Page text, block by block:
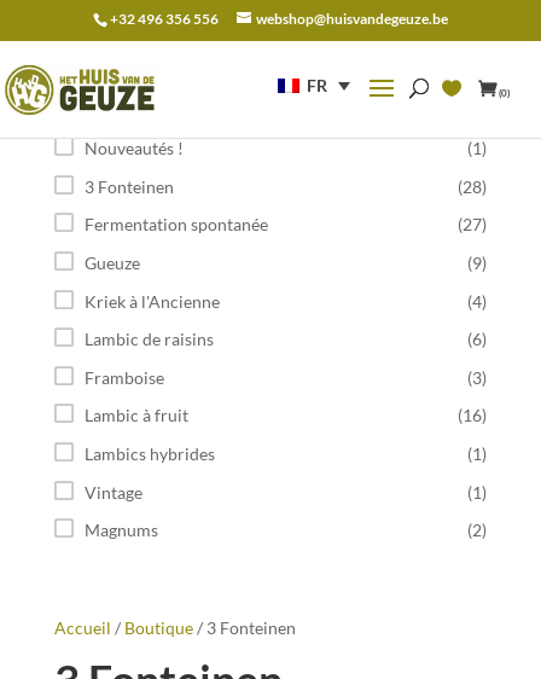
+32 496 356 556 webshop@huisvandegeuze.be
FR (0)
pour :
Accueil / Boutique/ 3 Fonteinen
Catégorie
Nouveautés !
(1)
3 Fonteinen
(28)
Fermentation spontanée
(27)
Gueuze
(9)
Kriek à l'Ancienne
(4)
Lambic de raisins
(6)
Framboise
(3)
Lambic à fruit
(16)
Lambics hybrides
(1)
Vintage
(1)
Magnums
(2)